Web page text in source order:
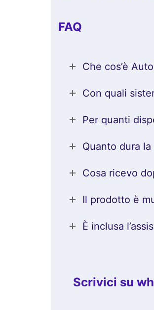
FAQ
Che cos’è
Con quali
Per quanti
Quanto dura la
Cosa ricevo
Il prodotto è
È inclusa
Scrivici su